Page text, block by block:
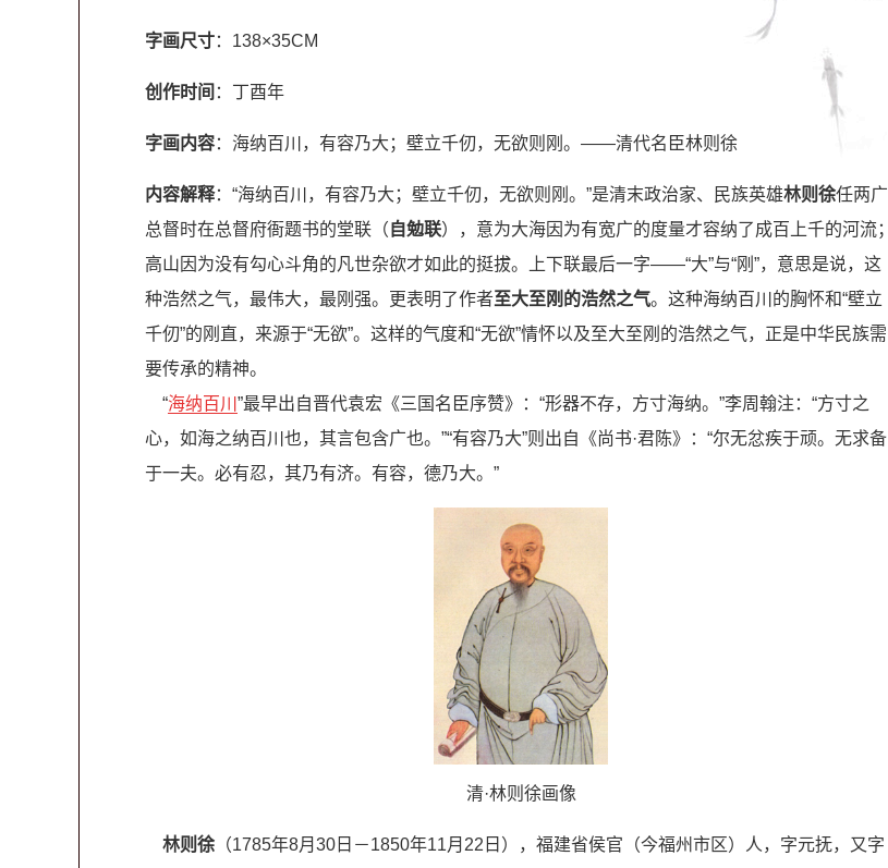
字画尺寸：138×35CM
创作时间 ：丁酉年
字画内容：海纳百川，有容乃大；壁立千仞，无欲则刚。——清代名臣林则徐
内容解释：“海纳百川，有容乃大；壁立千仞，无欲则刚。”是清末政治家、民族英雄林则徐任两广
总督时在总督府衙题书的堂联（ 自勉联），意为大海因为有宽广的度量才容纳了成百上千的河流；
高山因为没有勾心斗角的凡世杂欲才如此的挺拔。上下联最后一字——“大”与“刚”，意思是说，这
种浩然之气，最伟大，最刚强。更表明了作者至大至刚的浩然之气。这种海纳百川的胸怀和“壁立
千仞”的刚直，来源于“无欲”。这样的气度和“无欲”情怀以及至大至刚的浩然之气，正是中华民族需
要传承的精神。
“海纳百川 ”最早出自晋代袁宏《三国名臣序赞》：“形器不存，方寸海纳。”李周翰注：“方寸之
心，如海之纳百川也，其言包含广也。”“有容乃大”则出自《尚书·君陈》：“尔无忿疾于顽。无求备
于一夫。必有忍，其乃有济。有容，德乃大。”
清·林则徐画像
林则徐 （1785年8月30日－1850年11月22日），福建省侯官（今福州市区）人，字元抚，又字